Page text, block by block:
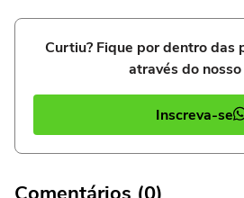
Curtiu? Fique por dentro das
através do nosso
Inscreva-se